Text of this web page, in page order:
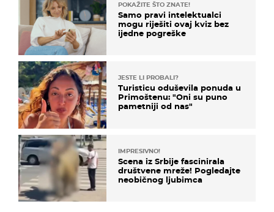
POKAŽITE ŠTO ZNATE!
Samo pravi intelektualci
mogu riješiti ovaj kviz bez
ijedne pogreške
JESTE LI PROBALI?
Turisticu oduševila ponuda u
Primoštenu: "Oni su puno
pametniji od nas"
IMPRESIVNO!
Scena iz Srbije fascinirala
društvene mreže! Pogledajte
neobičnog ljubimca